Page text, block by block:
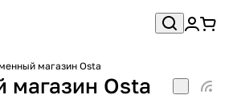
магазин Osta
Osta